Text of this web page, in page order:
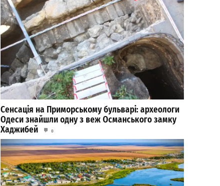
Сенсація на Приморському бульварі: археологи
Одеси знайшли одну з веж Османського замку
Хаджибей
0
03-08-2026 в 08:49
ВИБІР РЕДАКЦІЇ